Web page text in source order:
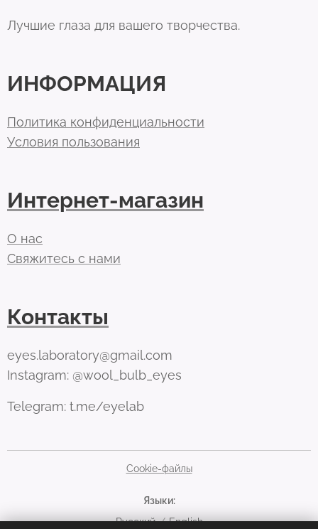
Лучшие глаза для вашего творчества.
ИНФОРМАЦИЯ
Политика конфиденциальности
Условия пользования
Интернет-магазин
О нас
Свяжитесь с нами
Контакты
eyes.laboratory@gmail.com
Instagram: @wool_bulb_eyes
Telegram: t.me/eyelab
Cookie-файлы
Языки
Русский
English